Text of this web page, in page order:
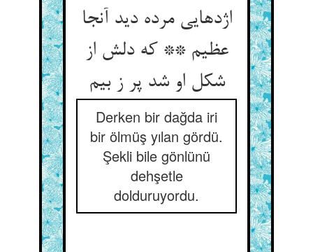
اژدهایی مرده دید آنجا
عظیم ** که دلش از
شکل او شد پر ز بیم
Derken bir dağda iri
bir ölmüş yılan gördü.
Şekli bile gönlünü
dehşetle
dolduruyordu.